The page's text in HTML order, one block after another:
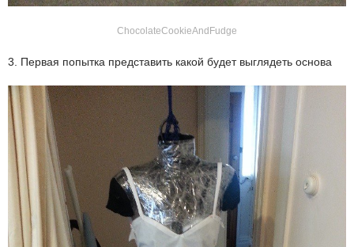
ChocolateCookieAndFudge
3. Первая попытка представить какой будет выглядеть основа